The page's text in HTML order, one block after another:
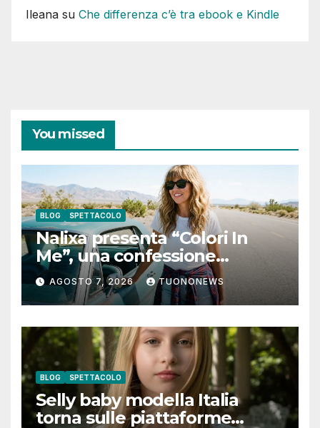
Ileana su Che differenza c’è tra ebook e Kindle
You missed
BLOG SPETTACOLO
Nalixa presenta “Colori In
Me”, una confessione
notturna tra identità e libertà
AGOSTO 7, 2026 TUONONEWS
BLOG SPETTACOLO
Selly baby modella Italia
torna sulle piattaforme